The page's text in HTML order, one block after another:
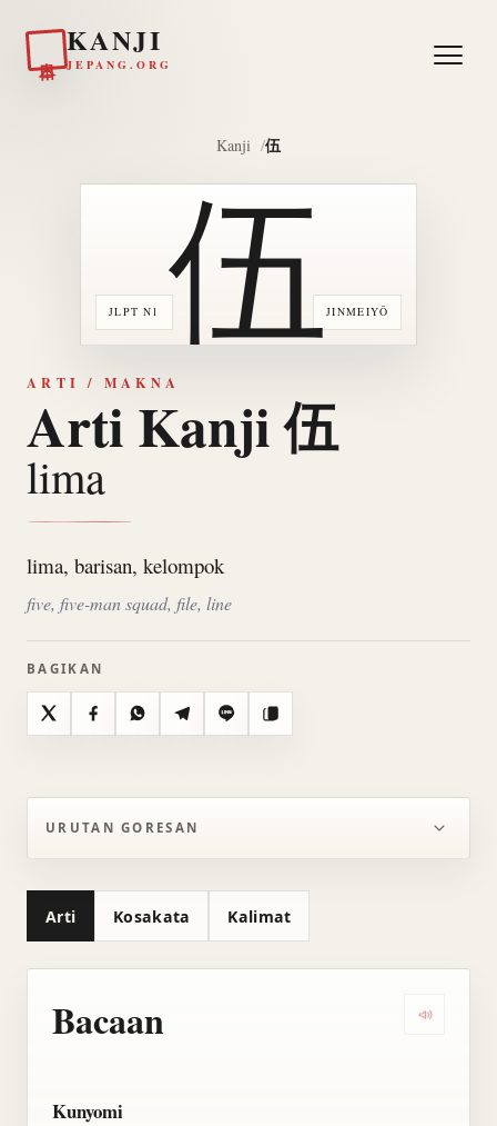
KANJI
JEPANG.ORG
Kanji 伍
JLPT N1 JINMEIYŌ
伍
ARTI / MAKNA
Arti Kanji 伍
lima
lima, barisan, kelompok
five, five-man squad, file, line
BAGIKAN
X FacebookWhatsAppTelegramLine Salin
URUTAN GORESAN
Arti Kosakata Kalimat
Bacaan
Kunyomi